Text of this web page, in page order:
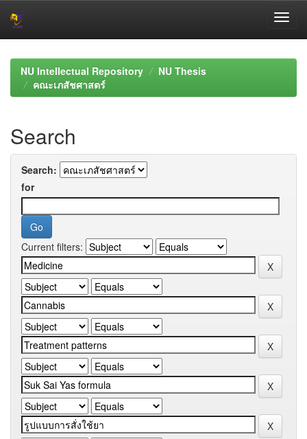
navigationNU Intellectual Repository
NU Thesis
คณะเภสัชศาสตร์
Search
Search:
for
Current filters: